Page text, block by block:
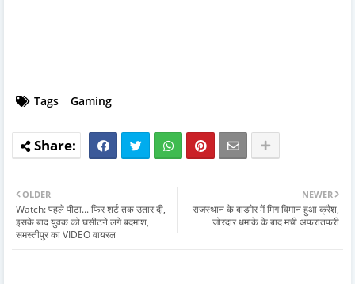
Tags Gaming
NEWER
राजस्थान के बाड़मेर में मिग विमान हुआ क्रैश,
जोरदार धमाके के बाद मची अफरातफरी
OLDER
Watch: पहले पीटा... फिर शर्ट तक उतार दी,
इसके बाद युवक को घसीटने लगे बदमाश,
समस्तीपुर का VIDEO वायरल